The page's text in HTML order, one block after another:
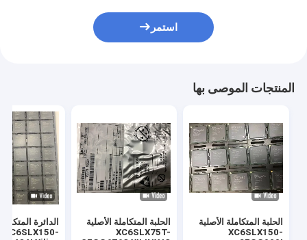
استمر
المنتجات الموصى بها
الحلبة المتكاملة الأصلية
XC6SLX150-
الحلبة المتكاملة الأصلية
XC6SLX75T-
الدائرة
XC6SLX150-